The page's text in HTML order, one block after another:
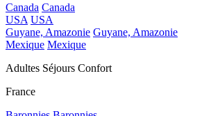
Canada Canada
USA USA
Guyane, Amazonie Guyane, Amazonie
Mexique Mexique
Adultes Séjours Confort
France